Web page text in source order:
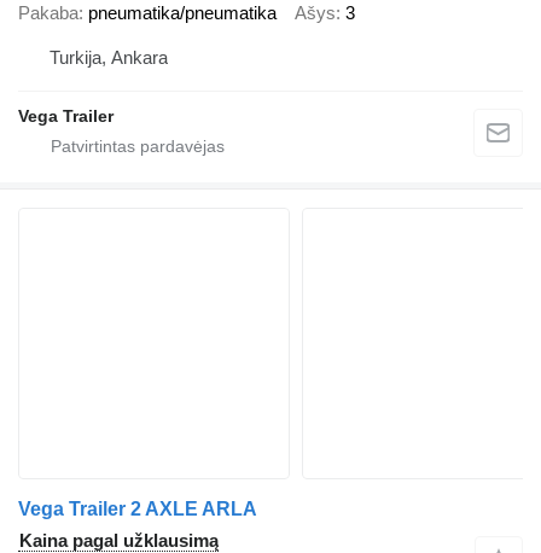
Pakaba pneumatika/pneumatika Ašys 3
Turkija, Ankara
Vega Trailer
Vega Trailer 2 AXLE ARLA
Kaina pagal užklausimą